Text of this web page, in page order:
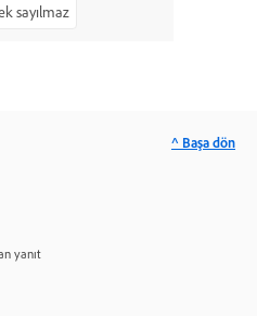
sayılmaz
yanıt
^ Başa dön